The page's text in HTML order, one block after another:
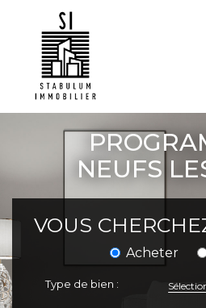
QUI
VENTE
NEUFS
VOUS
Acheter
Type de bien :